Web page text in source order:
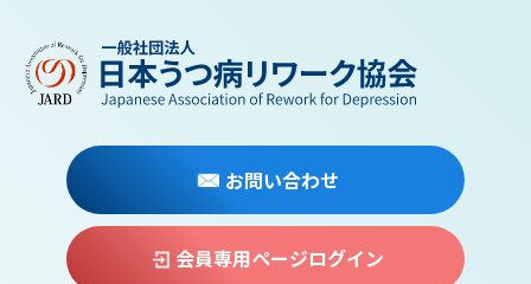
お問い合わせ
会員専用ページログイン